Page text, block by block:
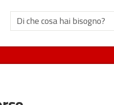
social